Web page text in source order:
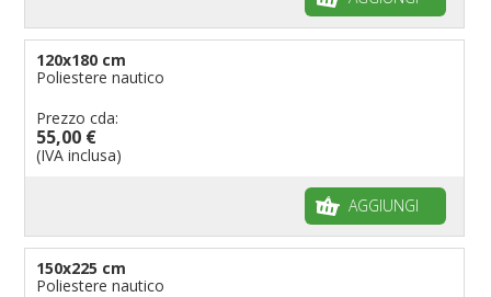
120x180 cm
Poliestere nautico
Prezzo cda:
55,00 €
(IVA inclusa)
AGGIUNGI
150x225 cm
Poliestere nautico